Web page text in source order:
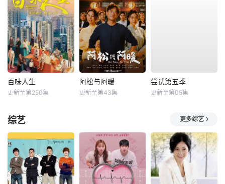
百味人生
更新至第250集
阿松与阿暖
更新至第43集
尝试第五季
更新至第05集
综艺 更多综艺